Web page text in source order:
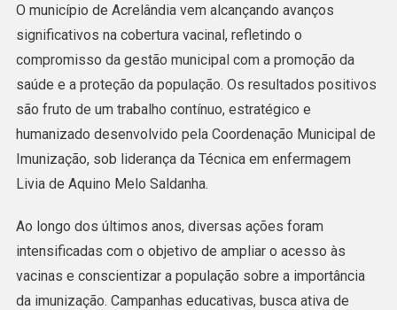
Avança
Na
Cobertura
Vacinal
E
Se
Destaca
No
Fortalecimento
Da
Saúde
Pública
O município de Acrelândia vem alcançando avanços
significativos na cobertura vacinal, refletindo o
compromisso da gestão municipal com a promoção da
saúde e a proteção da população. Os resultados positivos
são fruto de um trabalho contínuo, estratégico e
humanizado desenvolvido pela Coordenação Municipal de
Imunização, sob liderança da Técnica em enfermagem
Livia de Aquino Melo Saldanha.
Ao longo dos últimos anos, diversas ações foram
intensificadas com o objetivo de ampliar o acesso às
vacinas e conscientizar a população sobre a importância
da imunização. Campanhas educativas, busca ativa de